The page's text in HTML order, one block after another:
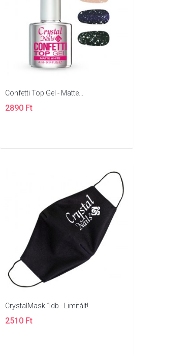
Confetti Top Gel - Matte...
2890 Ft
CrystalMask 1db - Limitált!
2510 Ft